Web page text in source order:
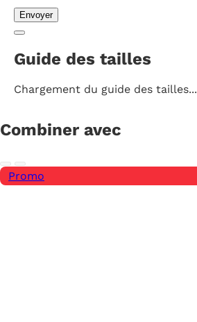
Envoyer
Guide des tailles
Chargement du guide des tailles...
Combiner avec
Promo